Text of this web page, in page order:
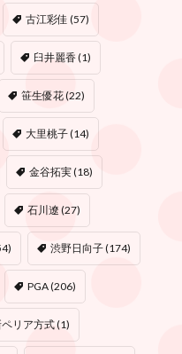
古江彩佳 (57)
臼井麗香(1)
笹生優花(22)
大里桃子(14)
金谷拓実(18)
石川遼 (27)
渋野日向子(174)
PGA(206)
リア方式(1)